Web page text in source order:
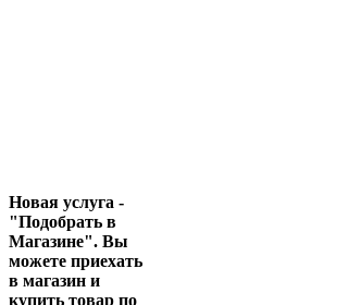
Новая услуга -
"Подобрать в
Магазине". Вы
можете приехать
в магазин и
купить товар по